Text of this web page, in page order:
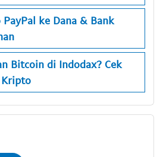
PayPal ke Dana & Bank
Bitcoin di Indodax? Cek
Kripto